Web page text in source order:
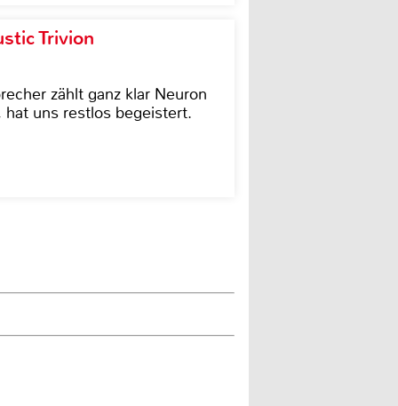
Trivion
zählt ganz klar Neuron
uns restlos begeistert.